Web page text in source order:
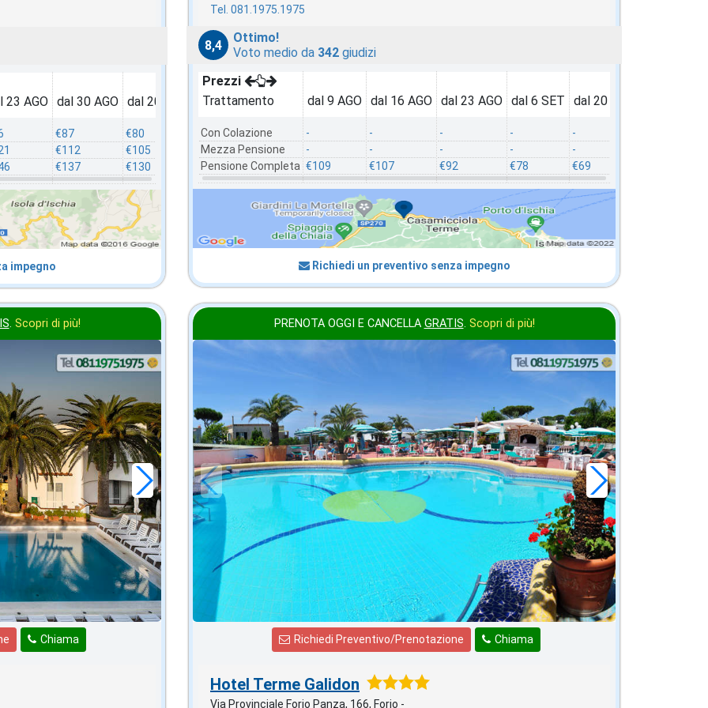
23 AGO dal 30 AGO
€87
€112
€137
dal 20 SET
€80
€105
€130
dal 4 OTT
€70
€94
€120
impegno
Tel. 081.1975.1975
8,4
Ottimo!
Voto medio da 342 giudizi
Prezzi
Trattamento
Con Colazione
Mezza Pensione
Pensione Completa
dal 9 AGO
-
-
€109
dal 16 AGO
-
-
€107
dal 23 AGO
-
-
€92
dal 6 SET
-
-
€78
dal 20 SET
-
-
€69
Richiedi un preventivo senza impegno
. Scopri di più!
Chiama
PRENOTA OGGI E CANCELLA GRATIS. Scopri di più!
in offerta da
€90,00
a notte
Chiama
Richiedi Preventivo/Prenotazione
Hotel Terme Galidon
Via Provinciale Forio Panza, 166, Forio -